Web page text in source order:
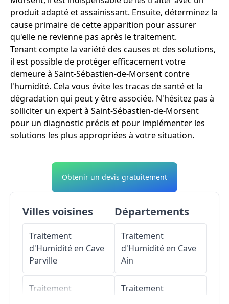
produit adapté et assainissant. Ensuite, déterminez la
cause primaire de cette apparition pour assurer
qu'elle ne revienne pas après le traitement.
Tenant compte la variété des causes et des solutions,
il est possible de protéger efficacement votre
demeure à Saint-Sébastien-de-Morsent contre
l'humidité. Cela vous évite les tracas de santé et la
dégradation qui peut y être associée. N'hésitez pas à
solliciter un expert à Saint-Sébastien-de-Morsent
pour un diagnostic précis et pour implémenter les
solutions les plus appropriées à votre situation.
Obtenir un devis gratuitement
Villes voisines
Traitement
d'Humidité en Cave
Parville
Traitement
Départements
Traitement
d'Humidité en Cave
Ain
Traitement